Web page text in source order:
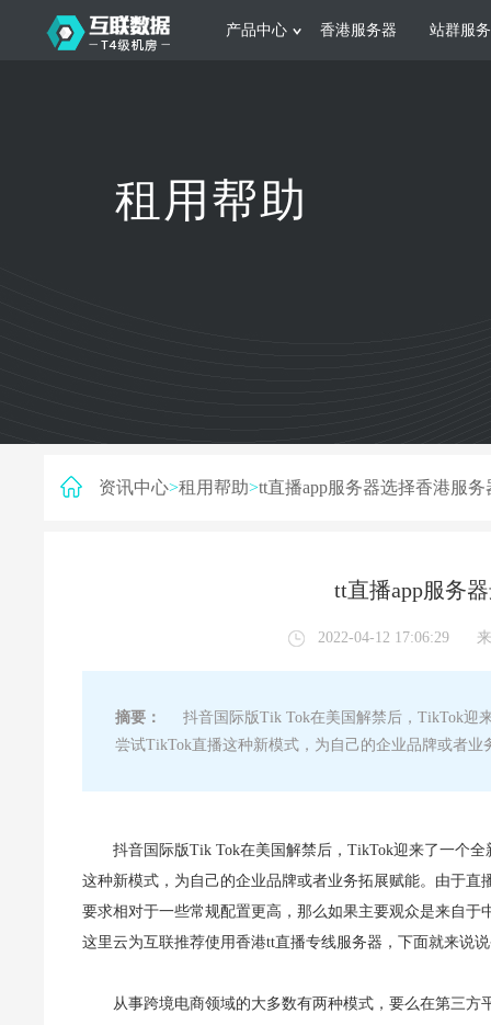
产品中心
日本服务器 新加坡服务器
香港服务器 站群服
根据不同规模的网站提供可定制化的架
构和 一站式协助租用帮助
资讯中心>租用帮助>tt直播app服务器选择香港服
tt直播app服务
2022-04-12 17:06:29
摘要：
抖音国际版Tik Tok在美国解禁后，TikTok迎
尝试TikTok直播这种新模式，为自己的企业品牌或者
抖音国际版Tik Tok在美国解禁后，TikTok迎来了一个
这种新模式，为自己的企业品牌或者业务拓展赋能。由于直
要求相对于一些常规配置更高，那么如果主要观众是来自
这里云为互联推荐使用香港tt直播专线服务器，下面就来说
从事跨境电商领域的大多数有两种模式，要么在第三